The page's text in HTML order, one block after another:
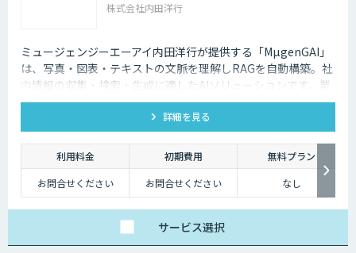
株式会社内田洋行
ミュージェンジーエーアイ内田洋行が提供する「MµgenGAI」
は、写真・図表・テキストの文脈を理解しRAGを自動構築。社
内情報の収集・検索・生成に適したAIソリューションです。業
種を問わず業務効率とナレッジ活用を支援します。
詳細を見る
利用料金 初期費用
無料プラン
お問合せください
お問合せください なし
サービス選択